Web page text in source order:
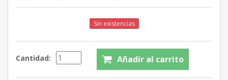
Sin existencias
Cantidad: